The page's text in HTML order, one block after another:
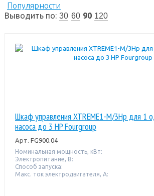
Популярности
Выводить по: 30 60 90 120
Шкаф управления XTREME1-M/3Hp для 1
насоса до 3 HP Fourgroup
Арт. FG900.04
Номинальная мощность, кВт:
Электропитание, В:
Способ запуска:
Макс. ток электродвигателя, А: